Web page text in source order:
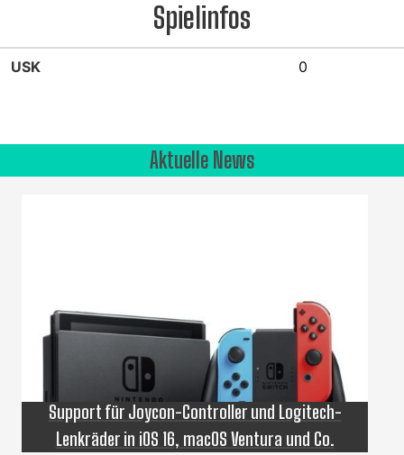
Spielinfos
USK 0
Aktuelle News
Support für Joycon-Controller und Logitech-
Lenkräder in iOS 16, macOS Ventura und Co.